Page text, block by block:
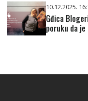
10.12.2025.
Gđica
poruku da je